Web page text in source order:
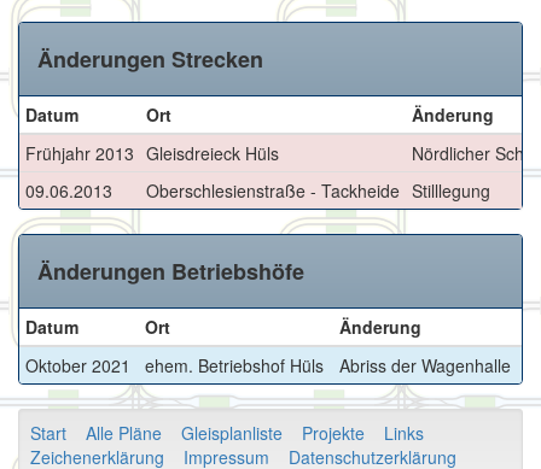
Änderungen Strecken
Datum Ort
Änderung
Frühjahr 2013 Gleisdreieck Hüls
Nördlicher
09.06.2013
Oberschlesienstraße - Tackheide Stilllegung
Änderungen Betriebshöfe
Datum Ort
Änderung
Oktober 2021
ehem. Betriebshof Hüls Abriss der Wagenhalle
Start Alle Pläne Gleisplanliste Projekte
Links
Zeichenerklärung
Impressum Datenschutzerklärung